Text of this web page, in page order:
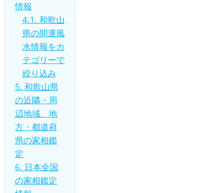
情報
4.1. 和歌山
県の開運風
水情報をカ
テゴリーで
絞り込み
5. 和歌山県
の近隣・周
辺地域、地
方・都道府
県の家相鑑
定
6. 日本全国
の家相鑑定